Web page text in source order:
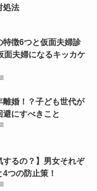
処法
特徴6つと仮面夫婦診
面夫婦になるキッカケ
離婚！？子ども世代が
避にすべきこと
するの？】男女それぞ
つの防止策！